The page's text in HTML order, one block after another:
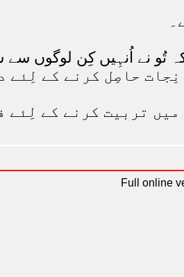
تُو نے اُنہِیں کِن لوگوں سے
حاصِل کرنے کے لِئے
تربیت کرنے کے لِئے
Full online